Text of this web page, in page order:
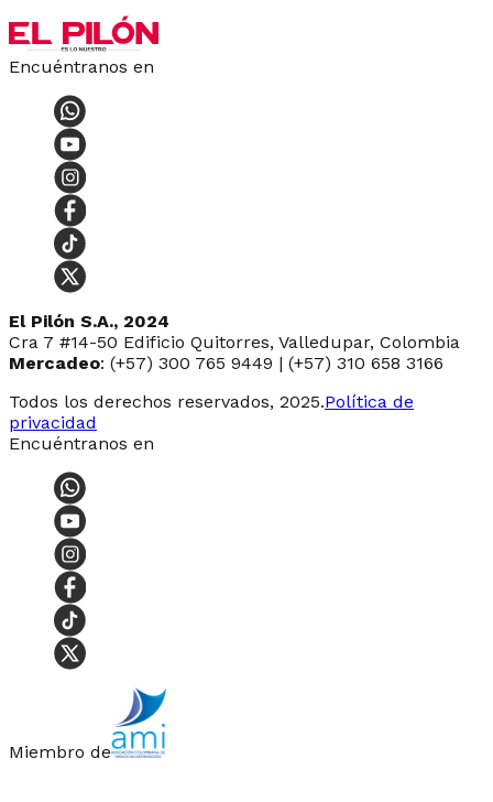
Encuéntranos en
El Pilón S.A., 2024
Cra 7 #14-50 Edificio Quitorres, Valledupar, Colombia
Mercadeo: (+57) 300 765 9449 | (+57) 310 658 3166
Todos los derechos reservados, 2025.Política de
privacidad
Encuéntranos en
Miembro de